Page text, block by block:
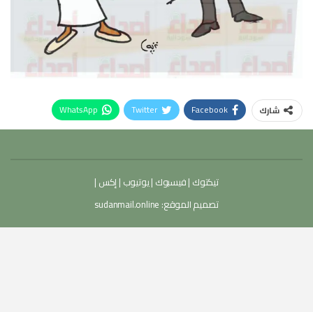
شارك Facebook
Twitter
WhatsApp
تيكتوك |فيسبوك |يوتيوب |إكس |
تصميم الموقع: sudanmail.online